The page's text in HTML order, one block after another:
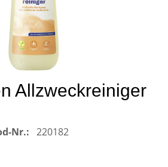
Allzweckreiniger
Nr.: 220182